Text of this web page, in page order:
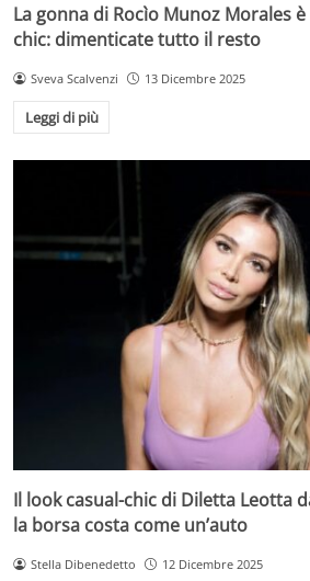
La gonna di Rocìo Munoz Morales
chic: dimenticate tutto il resto
Sveva Scalvenzi 13 Dicembre 2025
Leggi di più
Il look casual-chic di Diletta Leotta
la borsa costa come un’auto
Stella Dibenedetto 12 Dicembre 2025